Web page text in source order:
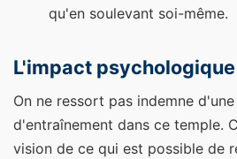
qu'en soulevant soi-même.
L'impact
On ne ressort pas indemne
d'entraînement dans ce temple.
vision de ce qui est possible de